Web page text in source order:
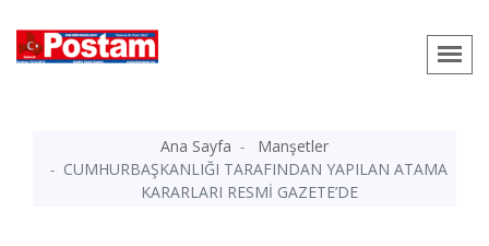
Ana Sayfa
Manşetler
CUMHURBAŞKANLIĞI TARAFINDAN YAPILAN ATAMA
KARARLARI RESMİ GAZETE’DE